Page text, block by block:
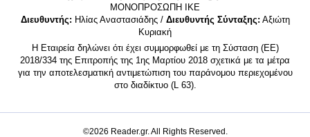
MONΟΠΡΟΣΩΠΗ ΙΚΕ
Διευθυντής: Ηλίας Αναστασιάδης / Διευθυντής Σύνταξης: Αξιώτη
Κυριακή
Η Εταιρεία δηλώνει ότι έχει συμμορφωθεί με τη Σύσταση (ΕΕ)
2018/334 της Επιτροπής της 1ης Μαρτίου 2018 σχετικά με τα μέτρα
για την αποτελεσματική αντιμετώπιση του παράνομου περιεχομένου
στο διαδίκτυο (L 63).
©2026 Reader.gr. All Rights Reserved.